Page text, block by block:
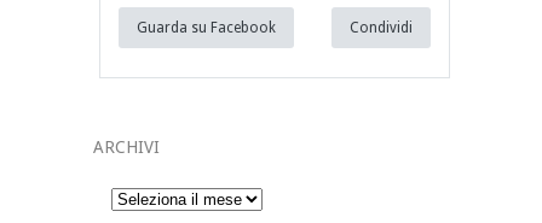
Guarda su Facebook Condividi
ARCHIVI
Archivi